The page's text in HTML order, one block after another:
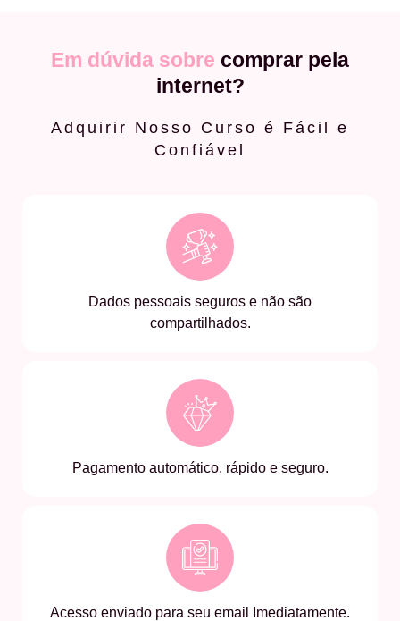
Em dúvida sobre comprar pela
internet?
Adquirir Nosso Curso é Fácil e
Confiável
Dados pessoais seguros e não são
compartilhados.
Pagamento automático, rápido e seguro.
Acesso enviado para seu email Imediatamente.